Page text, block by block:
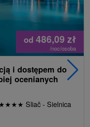
od 486,09 zł
/noc/osoba
i dostępem do
ocenianych
★★★ Sliač - Sielnica